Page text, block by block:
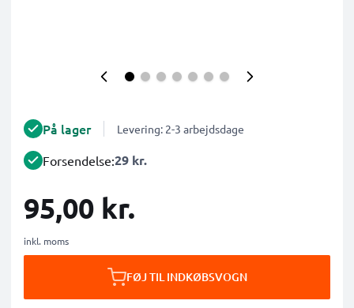
På lager Levering: 2-3 arbejdsdage
Forsendelse:29 kr.
95,00 kr.
inkl. moms
FØJ TIL INDKØBSVOGN